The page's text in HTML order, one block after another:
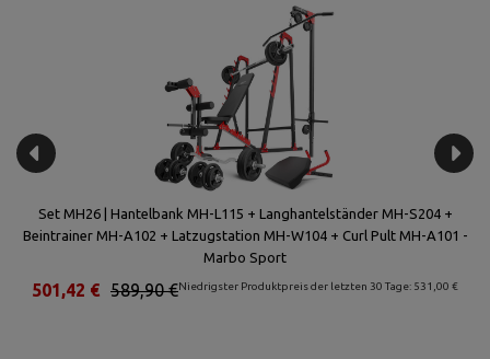
Set MH26 | Hantelbank MH-L115 + Langhantelständer MH-S204 +
Beintrainer MH-A102 + Latzugstation MH-W104 + Curl Pult MH-A101 -
Marbo Sport
Niedrigster Produktpreis der letzten 30 Tage: 531,00 €
589,90 €
501,42 €